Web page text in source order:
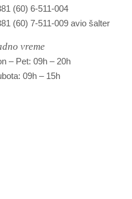
(60) 6-511-004
(60) 7-511-009 avio šalter
vreme
– Pet: 09h – 20h
09h – 15h